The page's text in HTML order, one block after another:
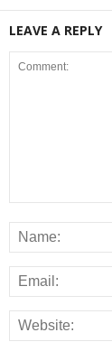
LEAVE A REPLY